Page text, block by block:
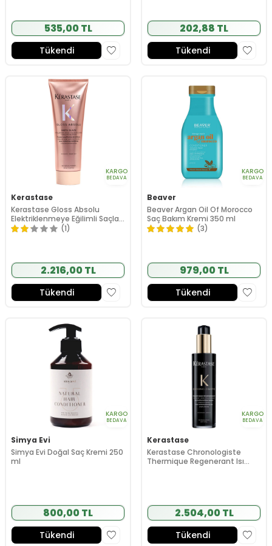
535,00 TL
Tükendi
202,88 TL
Tükendi
KARGO
BEDAVA
Kerastase
Kerastase Gloss Absolu
Elektriklenmeye Eğilimli Saçlar
İçin Parlaklık Veren Saç Bakım
(1)
2.216,00 TL
Tükendi
KARGO
BEDAVA
Beaver
Beaver Argan Oil Of Morocco
Saç Bakım Kremi 350 ml
(3)
979,00 TL
Tükendi
KARGO
BEDAVA
Simya Evi
Simya Evi Doğal Saç Kremi 250
ml
800,00 TL
Tükendi
KARGO
BEDAVA
Kerastase
Kerastase Chronologiste
Thermique Regenerant Isı
2.504,00 TL
Tükendi